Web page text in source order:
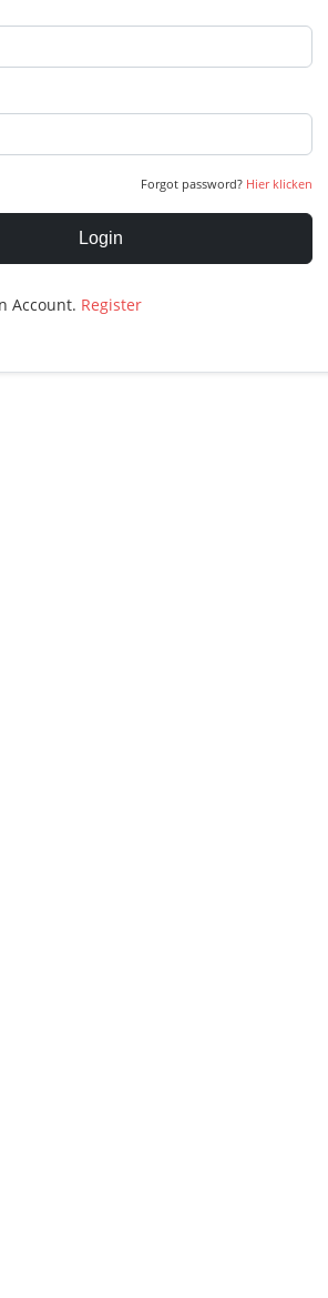
Forgot password? Hier klicken
Login
Account. Register